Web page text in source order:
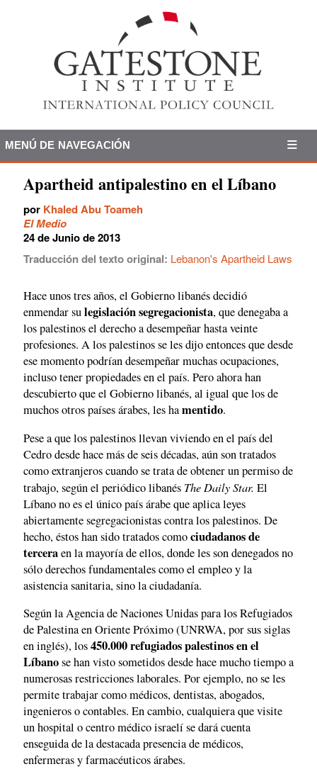
MENÚ DE NAVEGACIÓN
Apartheid antipalestino en el Líbano
por Khaled Abu Toameh
El Medio
24 de Junio de 2013
Traducción del texto original: Lebanon's Apartheid Laws
Hace unos tres años, el Gobierno libanés decidió
enmendar sulegislación segregacionista, que denegaba a
los palestinos el derecho a desempeñar hasta veinte
profesiones. A los palestinos se les dijo entonces que desde
ese momento podrían desempeñar muchas ocupaciones,
incluso tener propiedades en el país. Pero ahora han
descubierto que el Gobierno libanés, al igual que los de
muchos otros países árabes, les hamentido.
Pese a que los palestinos llevan viviendo en el país del
Cedro desde hace más de seis décadas, aún son tratados
como extranjeros cuando se trata de obtener un permiso de
trabajo, según el periódico libanés The Daily Star. El
Líbano no es el único país árabe que aplica leyes
abiertamente segregacionistas contra los palestinos. De
hecho, éstos han sido tratados comociudadanos de
terceraen la mayoría de ellos, donde les son denegados no
sólo derechos fundamentales como el empleo y la
asistencia sanitaria, sino la ciudadanía.
Según la Agencia de Naciones Unidas para los Refugiados
de Palestina en Oriente Próximo (UNRWA, por sus siglas
en inglés), los450.000 refugiados palestinos en el
Líbanose han visto sometidos desde hace mucho tiempo a
numerosas restricciones laborales. Por ejemplo, no se les
permite trabajar como médicos, dentistas, abogados,
ingenieros o contables. En cambio, cualquiera que visite
un hospital o centro médico israelí se dará cuenta
enseguida de la destacada presencia de médicos,
enfermeras y farmacéuticos árabes.